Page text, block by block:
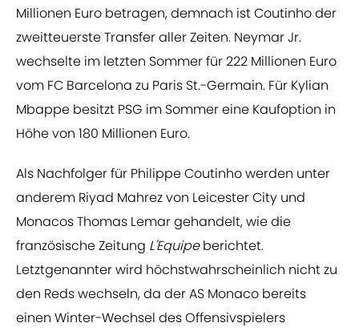
Millionen Euro betragen, demnach ist Coutinho der
zweitteuerste Transfer aller Zeiten. Neymar Jr.
wechselte im letzten Sommer für 222 Millionen Euro
vom FC Barcelona zu Paris St.-Germain. Für Kylian
Mbappe besitzt PSG im Sommer eine Kaufoption in
Höhe von 180 Millionen Euro.
Als Nachfolger für Philippe Coutinho werden unter
anderem Riyad Mahrez von Leicester City und
Monacos Thomas Lemar gehandelt, wie die
französische Zeitung L'Equipeberichtet.
Letztgenannter wird höchstwahrscheinlich nicht zu
den Reds wechseln, da der AS Monaco bereits
einen Winter-Wechsel des Offensivspielers